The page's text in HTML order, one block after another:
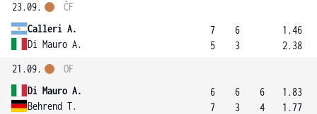
23.09.
Calleri A.
Di Mauro A.
ČF
7
5
6
3
1.46
2.38
21.09.
Di Mauro A.
Behrend T.
OF
6
7
6
3
6
4
1.83
1.77